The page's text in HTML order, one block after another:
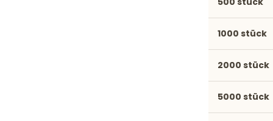
1000 stück
2000 stück
5000 stück